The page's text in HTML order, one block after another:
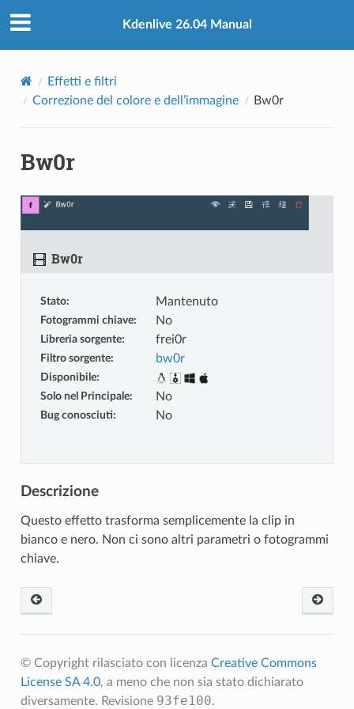
Kdenlive 26.04 Manual
Effetti e filtri
Correzione del colore e dell’immagine
Bw0r
Bw0r
Bw0r
Stato: Mantenuto
Fotogrammi chiave: No
Libreria sorgente: frei0r
Filtro sorgente: bw0r
Disponibile:
Solo nel Principale: No
Bug conosciuti: No
Descrizione
Questo effetto trasforma semplicemente la clip in
bianco e nero. Non ci sono altri parametri o fotogrammi
chiave.
© Copyright rilasciato con licenza Creative Commons
License SA 4.0, a meno che non sia stato dichiarato
diversamente. Revisione 93fe100.